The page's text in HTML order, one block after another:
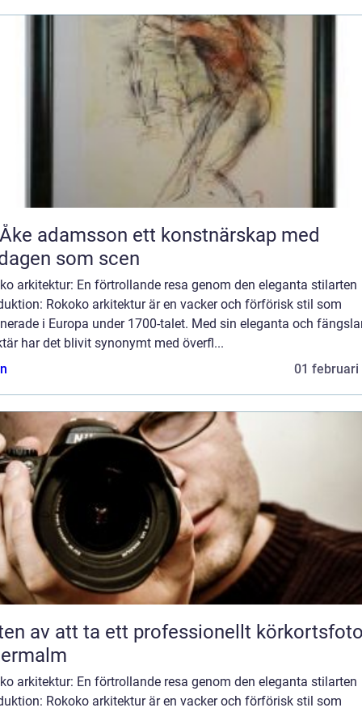
ett konstnärskap med
som scen
arkitektur: En förtrollande resa genom den eleganta stilarten
Rokoko arkitektur är en vacker och förförisk stil som
i Europa under 1700-talet. Med sin eleganta och
har det blivit synonymt med överfl...
01 februari
av att ta ett professionellt
arkitektur: En förtrollande resa genom den eleganta stilarten
Rokoko arkitektur är en vacker och förförisk stil som